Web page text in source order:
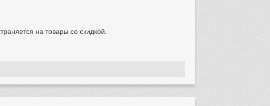
на товары со скидкой.